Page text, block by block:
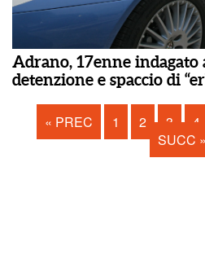
Adrano, 17enne
detenzione e spaccio di
« PREC 1 2 3 4
SUCC »